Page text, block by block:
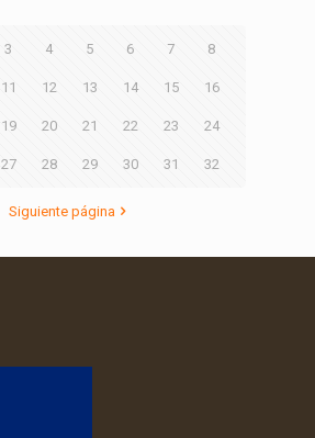
3 4 5 6 7 8
11 12 13 14 15 16
19 20 21 22 23 24
27 28 29 30 31 32
Siguiente página